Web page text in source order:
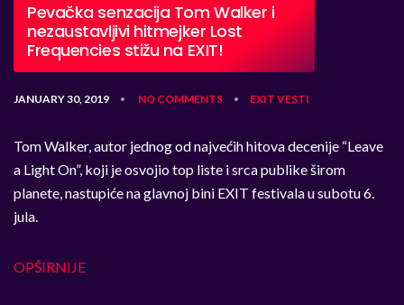
Pevačka senzacija Tom Walker i
nezaustavljivi hitmejker Lost
Frequencies stižu na EXIT!
JANUARY 30, 2019 • NO COMMENTS • EXIT VESTI
Tom Walker, autor jednog od najvećih hitova decenije “Leave
a Light On”, koji je osvojio top liste i srca publike širom
planete, nastupiće na glavnoj bini EXIT festivala u subotu 6.
jula.
OPŠIRNIJE